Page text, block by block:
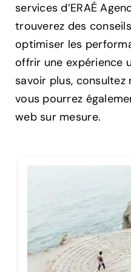
services d’ERAÉ
trouverez des
optimiser les
offrir une expérience
savoir plus,
vous pourrez
web sur mesure.